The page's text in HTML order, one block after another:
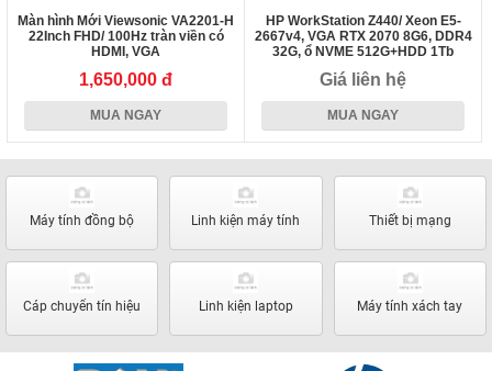
Màn hình Mới Viewsonic VA2201-H
22Inch FHD/ 100Hz tràn viền có
HDMI, VGA
1,650,000 đ
MUA NGAY
HP WorkStation Z440/ Xeon E5-
2667v4, VGA RTX 2070 8G6, DDR4
32G, ổ NVME 512G+HDD 1Tb
Giá liên hệ
MUA NGAY
Máy tính đồng bộ Linh kiện máy tính Thiết bị mạng
Cáp chuyển tín hiệu Linh kiện laptop Máy tính xách tay